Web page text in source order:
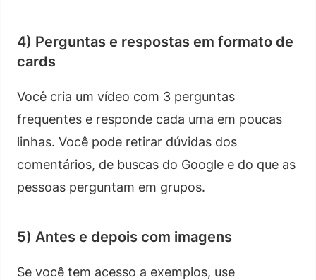
4) Perguntas e respostas em formato de
cards
Você cria um vídeo com 3 perguntas
frequentes e responde cada uma em poucas
linhas. Você pode retirar dúvidas dos
comentários, de buscas do Google e do que as
pessoas perguntam em grupos.
5) Antes e depois com imagens
Se você tem acesso a exemplos, use